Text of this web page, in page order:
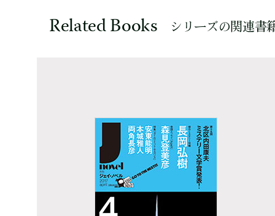
Related Books シリーズの関連書